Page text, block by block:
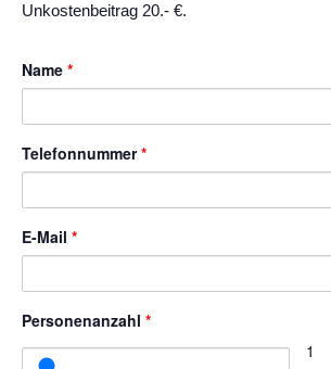
Unkostenbeitrag 20.- €.
Name *
Telefonnummer*
E-Mail *
Personenanzahl *
1